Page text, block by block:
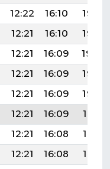
12:22 16:10
19:26
12:21 16:10
19:25
12:21 16:09
19:24
12:21 16:09
19:23
12:21 16:09
19:22
12:21 16:09
19:21
12:21 16:08
19:19
12:21 16:08
19:18